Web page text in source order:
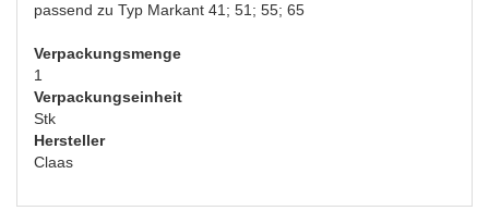
passend zu Typ Markant 41; 51; 55; 65
Verpackungsmenge
1
Verpackungseinheit
Stk
Hersteller
Claas